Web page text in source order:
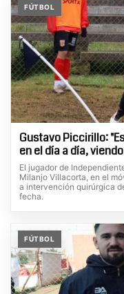
FÚTBOL
Gustavo Piccirillo:
en el día a día,
El jugador de
Milanjo Villacorta, en el
a intervención quirúrgica
fecha.
FÚTBOL